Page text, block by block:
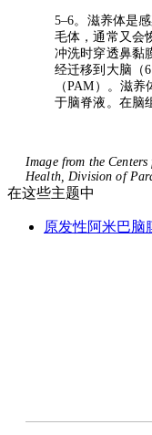
5–6。滋养体是
毛体，通常又会
冲洗时穿透鼻黏
经迁移到大脑（
（PAM）。滋
于脑脊液。在脑
Image from the
Health, Division of
在这些主题中
原发性阿米巴脑